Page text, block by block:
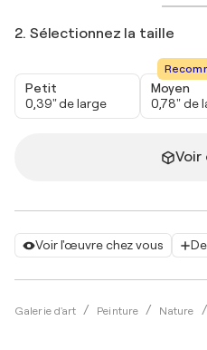
Voir l'œuvre chez vous
Galerie d'art Peinture Nature
2. Sélectionnez la taille
Petit
0,39" de large
Moyen
0,78" de
Voir